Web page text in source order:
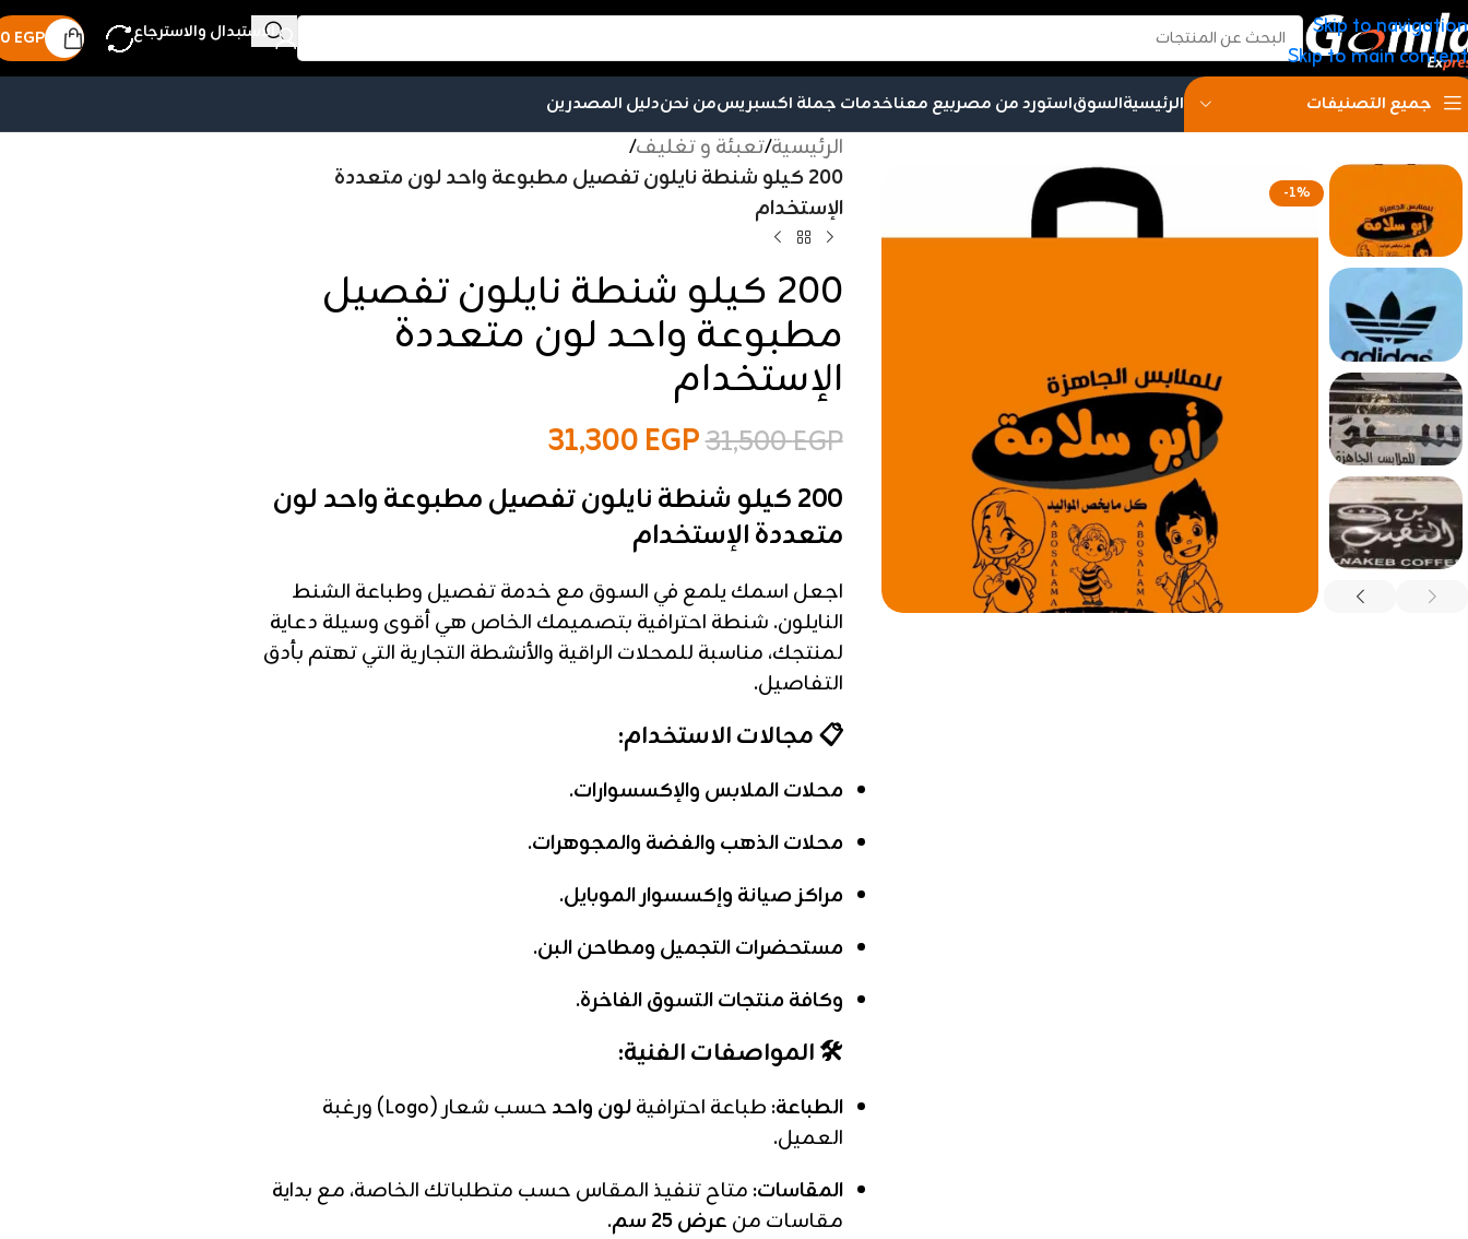
Skip to navigation
Skip to main content
الاستبدال والاسترجاع 0 EGP
جميع التصنيفات الرئيسيةالسوقاستورد من مصربيع معناخدمات جملة اكسبريسمن نحندليل المصدرين
-1%
الرئيسية/تعبئة و تغليف/
200 كيلو شنطة نايلون تفصيل مطبوعة واحد لون متعددة
الإستخدام
200 كيلو شنطة نايلون تفصيل
مطبوعة واحد لون متعددة
الإستخدام
31,500EGP
31,300EGP
200 كيلو شنطة نايلون تفصيل مطبوعة واحد لون
متعددة الإستخدام
اجعل اسمك يلمع في السوق مع خدمة تفصيل وطباعة الشنط
النايلون. شنطة احترافية بتصميمك الخاص هي أقوى وسيلة دعاية
لمنتجك، مناسبة للمحلات الراقية والأنشطة التجارية التي تهتم بأدق
التفاصيل.
📋 مجالات الاستخدام:
محلات الملابس والإكسسوارات.
محلات الذهب والفضة والمجوهرات.
مراكز صيانة وإكسسوار الموبايل.
مستحضرات التجميل ومطاحن البن.
وكافة منتجات التسوق الفاخرة.
🛠️ المواصفات الفنية:
الطباعة: طباعة احترافيةلون واحد
حسب شعار (Logo) ورغبة
العميل.
المقاسات: متاح تنفيذ المقاس حسب متطلباتك الخاصة، مع بداية
مقاسات من عرض 25 سم
.